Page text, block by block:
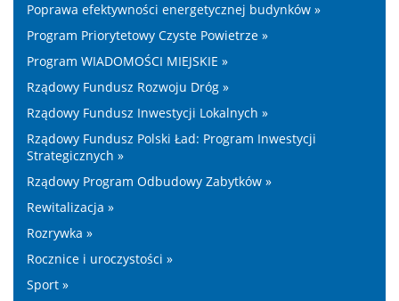
Poprawa efektywności energetycznej budynków »
Program Priorytetowy Czyste Powietrze »
Program WIADOMOŚCI MIEJSKIE »
Rządowy Fundusz Rozwoju Dróg »
Rządowy Fundusz Inwestycji Lokalnych »
Rządowy Fundusz Polski Ład: Program Inwestycji
Strategicznych »
Rządowy Program Odbudowy Zabytków »
Rewitalizacja »
Rozrywka »
Rocznice i uroczystości »
Sport »